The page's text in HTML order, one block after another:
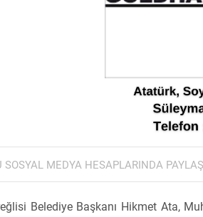
SOSYAL MEDYA HESAPLARINDA PAYLAŞ
Belediye Başkanı Hikmet Ata,